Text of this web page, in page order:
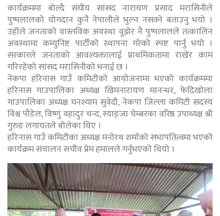
कार्यक्रममा बोल्दै संघीय सांसद नारायण प्रसाद मरासिनीले
पुष्पलालको योगदान कुनै नेपालीले भुल्न नसक्ने बताउनु भयो ।
उहाँले जनताको वास्तविक अवस्था वुझेर नै पुष्पलालले तत्कालिन
अवस्थामा कम्युनिष्ट पार्टीको स्थापना गरेको स्पष्ट पार्नु भयो ।
सरकारले जनताको आवश्यक्तालाई प्राथमिकतामा राखेर काम
गरिरहेको सांसद मरासिनीको भनाई छ ।
नेकपा हरिनास गाउँ कमिटीको आयोजनामा भएको कार्यक्रममा
हरिनास गाउपालिका अध्यक्ष खिमनारायण मानन्धर, फेदिखोला
गाउपालिका अध्यक्ष घनश्याम सुवेदी, नेकपा जिल्ला कमिटी सदस्य
विश्व पौडेल, विष्णु वहादुर चन्द, स्याङ्जा चेम्बरका वरिष्ठ उपाध्यक्ष श्री
गुरुङ लगायतले बोलेका थिए ।
हरिनास गाउँ कमिटीका अध्यक्ष मनोरथ शर्माको सभापतित्वमा भएको
कार्यक्रम संचालन सचीव प्रेम हमालले गर्नुभएको थियो ।